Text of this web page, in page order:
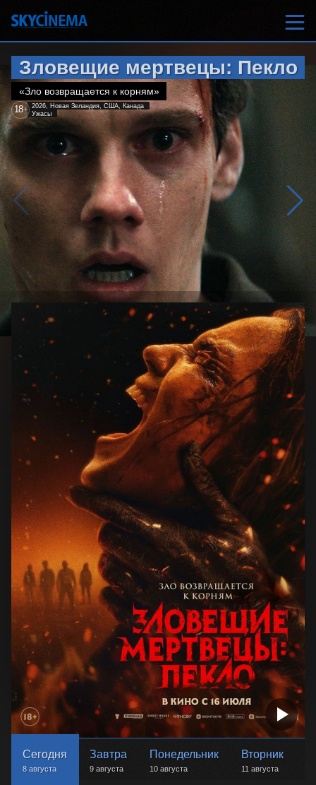
Зловещие мертвецы: Пекло
«Зло возвращается к корням»
18+ 2026, Новая Зеландия, США, Канада
Ужасы
Сегодня
8 августа
Завтра
9 августа
Понедельник
10 августа
Вторник
11 августа